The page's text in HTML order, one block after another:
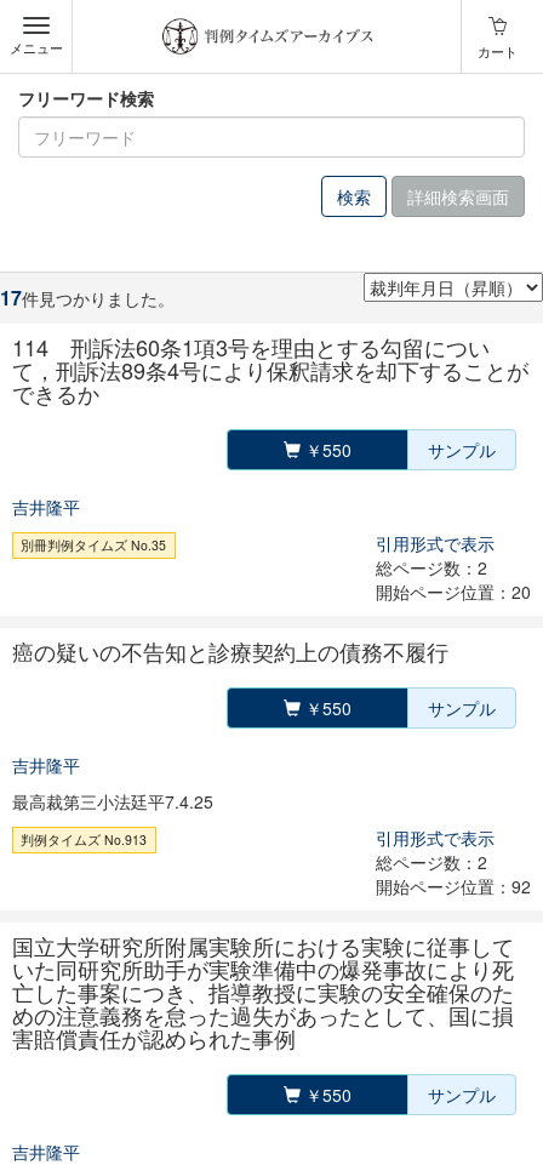
メニュー カート
フリーワード検索
詳細検索画面
17件見つかりました。
114 刑訴法60条1項3号を理由とする勾留につい
て，刑訴法89条4号により保釈請求を却下することが
できるか
￥550 サンプル
吉井隆平
別冊判例タイムズ No.35
引用形式で表示
総ページ数：2
開始ページ位置：20
癌の疑いの不告知と診療契約上の債務不履行
￥550 サンプル
吉井隆平
最高裁第三小法廷平7.4.25
判例タイムズ No.913
引用形式で表示
総ページ数：2
開始ページ位置：92
国立大学研究所附属実験所における実験に従事して
いた同研究所助手が実験準備中の爆発事故により死
亡した事案につき、指導教授に実験の安全確保のた
めの注意義務を怠った過失があったとして、国に損
害賠償責任が認められた事例
￥550 サンプル
吉井隆平